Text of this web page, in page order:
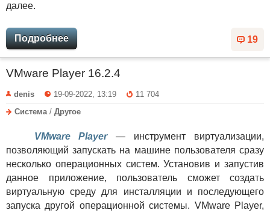
далее.
19
Подробнее
VMware Player 16.2.4
denis 19-09-2022, 13:19
11 704
Система / Другое
VMware Player— инструмент виртуализации,
позволяющий запускать на машине пользователя сразу
несколько операционных систем. Установив и запустив
данное приложение, пользователь сможет создать
виртуальную среду для инсталляции и последующего
запуска другой операционной системы. VMware Player,